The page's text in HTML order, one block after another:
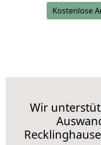
Kostenlose
Wir